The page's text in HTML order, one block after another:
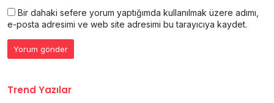
Bir dahaki sefere yorum yaptığımda kullanılmak üzere adımı,
e-posta adresimi ve web site adresimi bu tarayıcıya kaydet.
Trend Yazılar